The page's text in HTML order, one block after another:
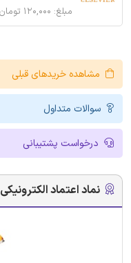
مبلغ: ۱۲۰,۰۰۰ تومان
مشاهده خریدهای قبلی
سوالات متداول
درخواست پشتیبانی
نماد اعتماد الکترونیکی